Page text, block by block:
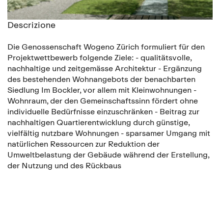
Descrizione
Die Genossenschaft Wogeno Zürich formuliert für den
Projektwettbewerb folgende Ziele: - qualitätsvolle,
nachhaltige und zeitgemässe Architektur - Ergänzung
des bestehenden Wohnangebots der benachbarten
Siedlung Im Bockler, vor allem mit Kleinwohnungen -
Wohnraum, der den Gemeinschaftssinn fördert ohne
individuelle Bedürfnisse einzuschränken - Beitrag zur
nachhaltigen Quartierentwicklung durch günstige,
vielfältig nutzbare Wohnungen - sparsamer Umgang mit
natürlichen Ressourcen zur Reduktion der
Umweltbelastung der Gebäude während der Erstellung,
der Nutzung und des Rückbaus